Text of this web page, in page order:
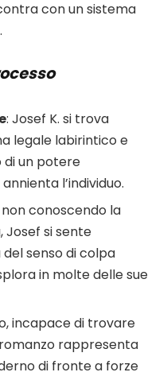
con un sistema
: Josef K. si trova
legale labirintico e
di un potere
l’individuo.
non conoscendo la
Josef si sente
senso di colpa
in molte delle sue
incapace di trovare
rappresenta
di fronte a forze